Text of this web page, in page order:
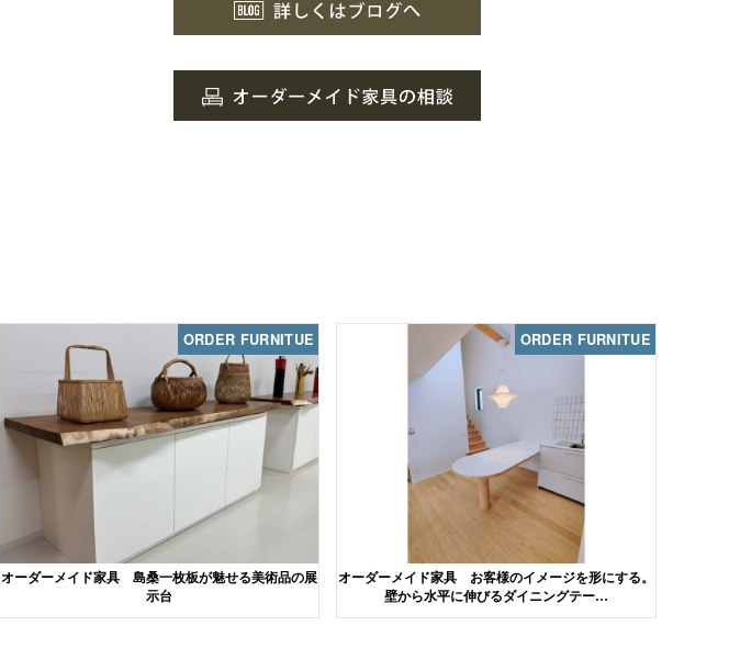
ORDER FURNITUE
オーダーメイド家具 島桑一枚板が魅せる美術品の展
示台
ORDER FURNITUE
オーダーメイド家具 お客様のイメージを形にする。
壁から水平に伸びるダイニングテー…